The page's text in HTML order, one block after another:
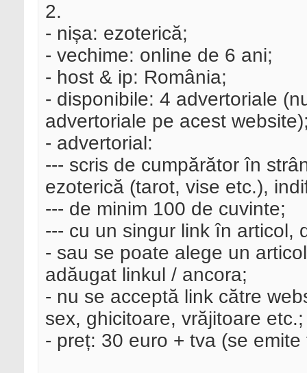
2.
- nișa: ezoterică;
- vechime: online de 6 ani;
- host & ip: România;
- disponibile: 4 advertoriale
advertoriale pe acest
- advertorial:
--- scris de cumpărător în
ezoterică (tarot, vise etc.),
--- de minim 100 de cuvinte;
--- cu un singur link în articol,
- sau se poate alege un
adăugat linkul / ancora;
- nu se acceptă link către
sex, ghicitoare, vrăjitoare etc.;
- preț: 30 euro + tva (se emite